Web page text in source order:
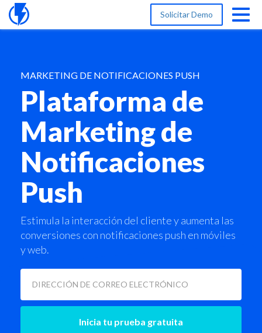
Solicitar Demo
MARKETING DE NOTIFICACIONES PUSH
Plataforma de
Marketing de
Notificaciones
Push
Estimula la interacción del cliente y aumenta las
conversiones con notificaciones push en móviles
y web.